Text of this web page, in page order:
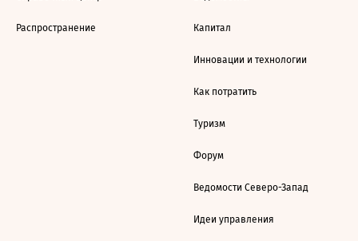
Распространение Капитал
Инновации и технологии
Как потратить
Туризм
Форум
Ведомости Северо-Запад
Идеи управления